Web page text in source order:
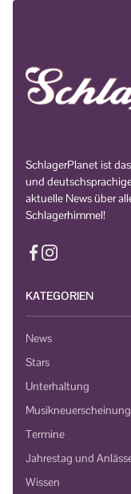
SchlagerPlanet ist
und
aktuelle News über
Schlagerhimmel!
KATEGORIEN
News
Stars
Unterhaltung
Termine
Jahrestag und
Wissen